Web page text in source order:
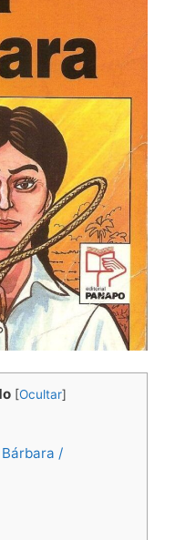
[Ocultar]
/